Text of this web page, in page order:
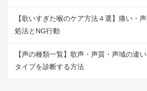
【歌いすぎた喉のケア方法４選】痛い・
処法とNG行動
【声の種類一覧】歌声・声質・声域の違
タイプを診断する方法